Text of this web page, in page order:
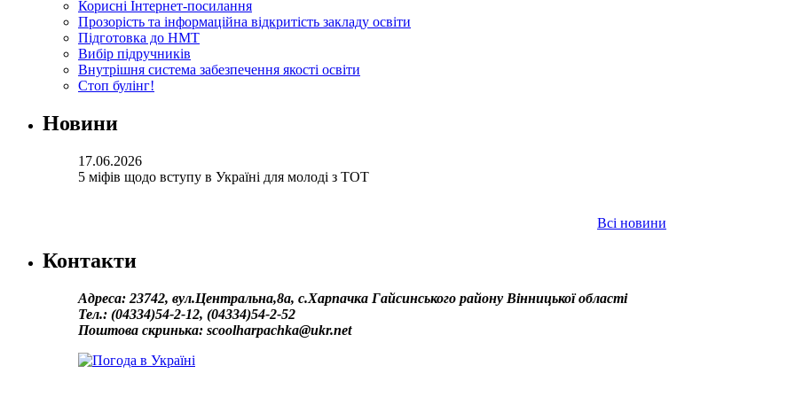
Корисні Інтернет-посилання
Прозорість та інформаційна відкритість закладу освіти
Підготовка до НМТ
Вибір підручників
Внутрішня система забезпечення якості освіти
Стоп булінг!
Новини
17.06.2026
5 міфів щодо вступу в Україні для молоді з ТОТ
Всі новини
Контакти
Адреса: 23742, вул.Центральна,8а, с.Харпачка Гайсинського району Вінницької області
Тел.: (04334)54-2-12, (04334)54-2-52
Поштова скринька: scoolharpachka@ukr.net